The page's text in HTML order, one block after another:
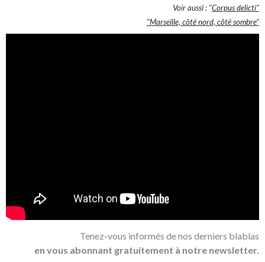
Voir aussi : "Corpus delicti"
"Marseille, côté nord, côté sombre"
Tenez-vous informés de nos derniers blablas
en vous abonnant gratuitement à notre newsletter.